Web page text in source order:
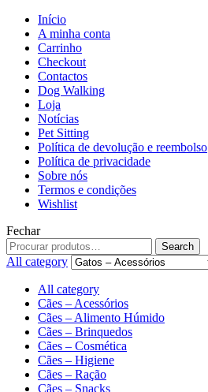
Início
A minha conta
Carrinho
Checkout
Contactos
Dog Walking
Loja
Notícias
Pet Sitting
Política de devolução e reembolso
Política de privacidade
Sobre nós
Termos e condições
Wishlist
Fechar
Search
All category
All category
Cães – Acessórios
Cães – Alimento Húmido
Cães – Brinquedos
Cães – Cosmética
Cães – Higiene
Cães – Ração
Cães – Snacks